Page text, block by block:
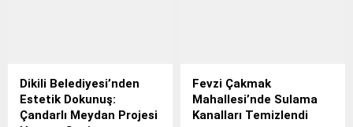
Dikili Belediyesi’nden
Estetik Dokunuş:
Çandarlı Meydan Projesi
Fevzi Çakmak
Mahallesi’nde Sulama
Kanalları Temizlendi